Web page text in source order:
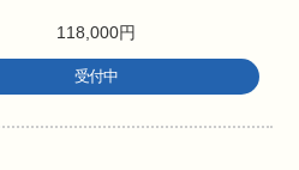
118,000円
受付中